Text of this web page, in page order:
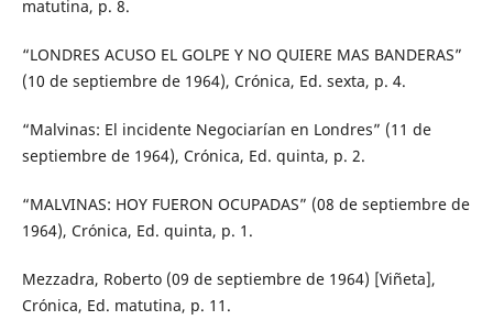
matutina, p. 8.
“LONDRES ACUSO EL GOLPE Y NO QUIERE MAS BANDERAS”
(10 de septiembre de 1964), Crónica, Ed. sexta, p. 4.
“Malvinas: El incidente Negociarían en Londres” (11 de
septiembre de 1964), Crónica, Ed. quinta, p. 2.
“MALVINAS: HOY FUERON OCUPADAS” (08 de septiembre de
1964), Crónica, Ed. quinta, p. 1.
Mezzadra, Roberto (09 de septiembre de 1964) [Viñeta],
Crónica, Ed. matutina, p. 11.